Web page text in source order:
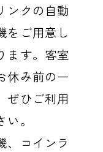
ンクの自動
をご用意し
ます。客室
休み前の一
ぜひご利用
い。
、コインラ